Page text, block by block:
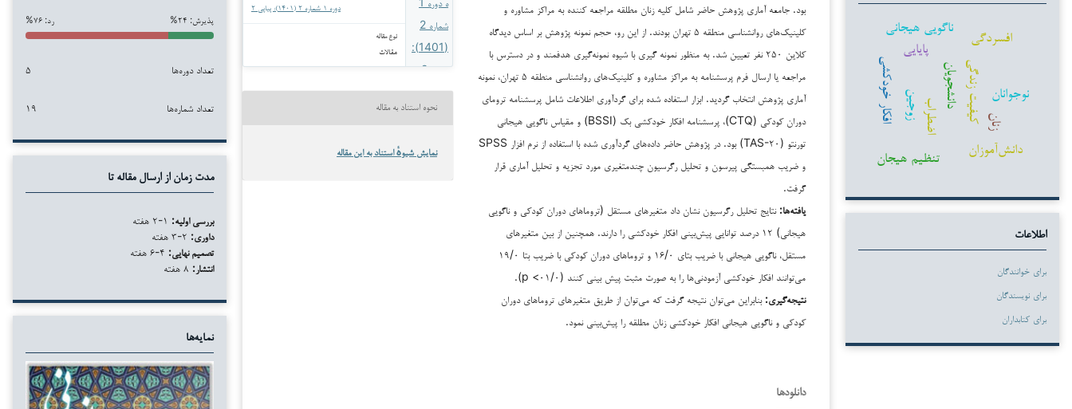
اضطراب
دانشجویانکیفیت زندگی نوجوانان
افسردگی
دانش‌آموزان
زنان
تنظیم هیجان
ناگویی هیجانی
زوجین افکار خودکشی
پایایی
اطلاعات
برای خوانندگان
برای نویسندگان
برای کتابداران
بود. جامعه آماری پژوهش حاضر شامل کلیه زنان مطلقه مراجعه کننده به مراکز مشاوره و
کلینیک‌های روانشناسی منطقه ۵ تهران بودند. از این رو، حجم نمونه پژوهش بر اساس دیدگاه
کلاین ۲۵۰ نفر تعیین شد. به منظور نمونه گیری با شیوه نمونه‌گیری هدفمند و در دسترس با
مراجعه یا ارسال فرم پرسشنامه به مراکز مشاوره و کلینیک‌های روانشناسی منطقه ۵ تهران، نمونه
آماری پژوهش انتخاب گردید. ابزار استفاده شده برای گردآوری اطلاعات شامل پرسشنامه ترومای
دوران کودکی (CTQ)، پرسشنامه افکار خودکشی بک (BSSI) و مقیاس ناگویی هیجانی
تورنتو (TAS-۲۰) بود. در پژوهش حاضر داده‌های گردآوری شده با استفاده از نرم افزار SPSS
و ضریب همبستگی پیرسون و تحلیل رگرسیون چندمتغیری مورد تجزیه و تحلیل آماری قرار
گرفت.
یافته‌ها: نتایج تحلیل رگرسیون نشان داد متغیرهای مستقل (تروماهای دوران کودکی و ناگویی
هیجانی) ۱۲ درصد توانایی پیش‌بینی افکار خودکشی را دارند. همچنین از بین متغیرهای
مستقل، ناگویی هیجانی با ضریب بتای ۱۶/۰ و تروماهای دوران کودکی با ضریب بتا ۱۹/۰
می‌توانند افکار خودکشی آزمودنی‌ها را به صورت مثبت پیش بینی کنند (۰۱/۰> p).
نتیجه‌گیری: بنابراین می‌توان نتیجه گرفت که می‌توان از طریق متغیرهای تروماهای دوران
کودکی و ناگویی هیجانی افکار خودکشی زنان مطلقه را پیش‌بینی نمود.
دانلودها
دوره ۱ شماره ۲ (۱۴۰۱): پیاپی ۲
نوع مقاله
مقالات
نحوه استناد به مقاله
نمایش شیوهٔ استناد به این مقاله
پذیرش: ۲۴% رد: ۷۶%
تعداد دوره‌ها ۵
تعداد شماره‌ها ۱۹
مدت زمان از ارسال مقاله تا
بررسی اولیه:
داوری:
تصمیم نهایی:
انتشار:
نمایه‌ها